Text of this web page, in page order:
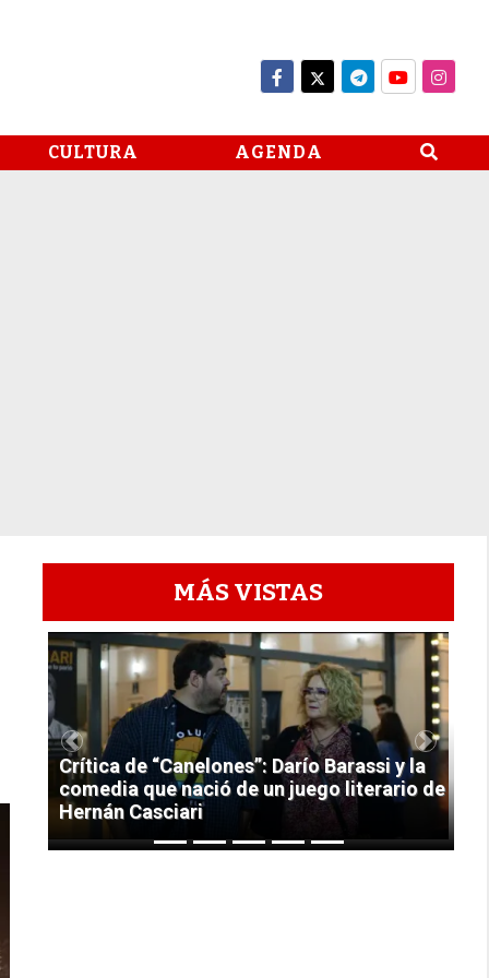
CULTURA AGENDA
MÁS VISTAS
1
Crítica de “Canelones”: Darío Barassi y la
comedia que nació de un juego literario de
Hernán Casciari
Previous Next